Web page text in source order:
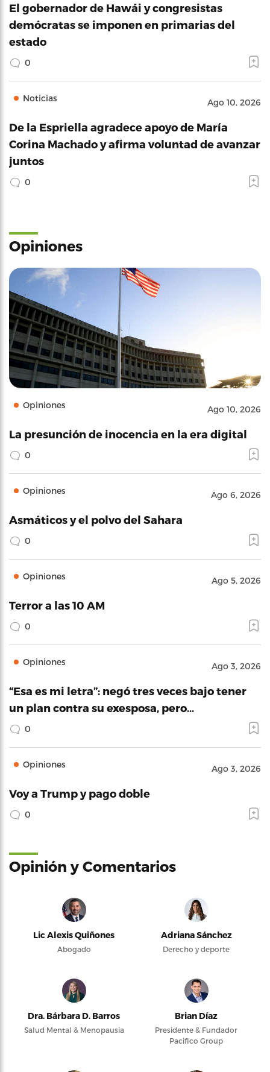
El gobernador de Hawái y congresistas
demócratas se imponen en primarias del
estado
0
Noticias Ago 10, 2026
De la Espriella agradece apoyo de María
Corina Machado y afirma voluntad de avanzar
juntos
0
Opiniones
Opiniones Ago 10, 2026
La presunción de inocencia en la era digital
0
Opiniones Ago 6, 2026
Asmáticos y el polvo del Sahara
0
Opiniones Ago 5, 2026
Terror a las 10 AM
0
Opiniones Ago 3, 2026
“Esa es mi letra”: negó tres veces bajo tener
un plan contra su exesposa, pero…
0
Opiniones Ago 3, 2026
Voy a Trump y pago doble
0
Opinión y Comentarios
Lic Alexis Quiñones
Abogado
Adriana Sánchez
Derecho y deporte
Dra. Bárbara D. Barros
Salud Mental & Menopausia
Brian Díaz
Presidente & Fundador
Pacifico Group